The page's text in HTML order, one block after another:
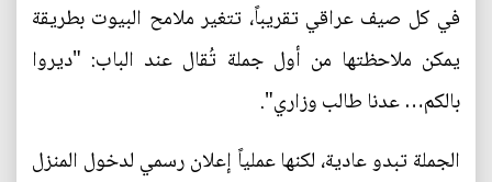
في كل صيف عراقي تقريباً، تتغير ملامح البيوت بطريقة
يمكن ملاحظتها من أول جملة تُقال عند الباب: "ديروا
بالكم… عدنا طالب وزاري".
الجملة تبدو عادية، لكنها عملياً إعلان رسمي لدخول المنزل